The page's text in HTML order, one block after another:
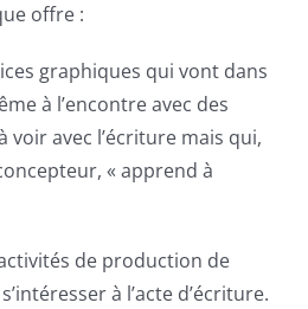
offre :
graphiques qui vont dans
à l’encontre avec des
voir avec l’écriture mais qui,
« apprend à
de production de
à l’acte d’écriture.